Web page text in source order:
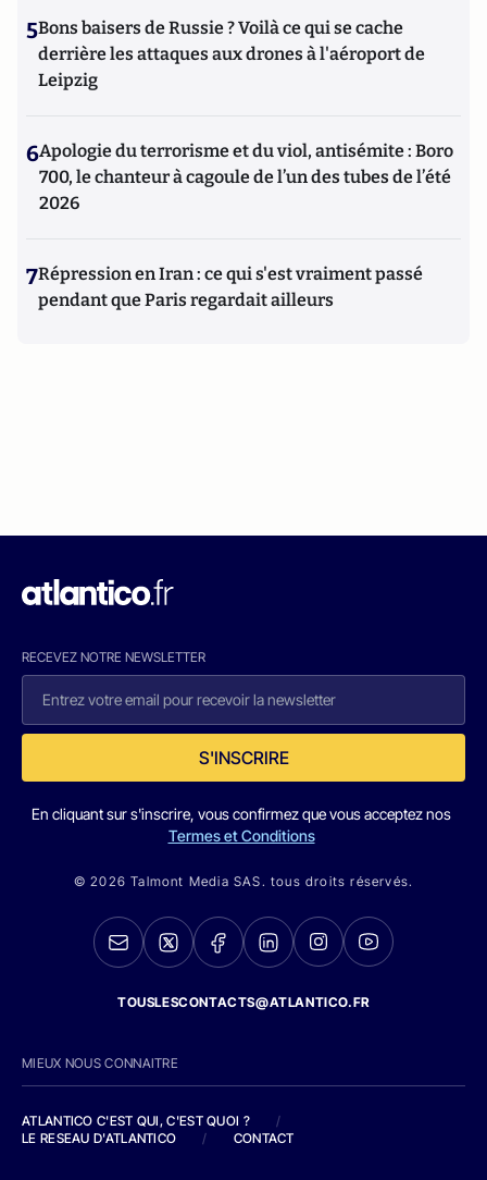
5Bons baisers de Russie ? Voilà ce qui se cache
derrière les attaques aux drones à l'aéroport de
Leipzig
6Apologie du terrorisme et du viol, antisémite : Boro
700, le chanteur à cagoule de l’un des tubes de l’été
2026
7Répression en Iran : ce qui s'est vraiment passé
pendant que Paris regardait ailleurs
RECEVEZ NOTRE NEWSLETTER
S'INSCRIRE
En cliquant sur s'inscrire, vous confirmez que vous acceptez nos
Termes et Conditions
© 2026 Talmont Media SAS. tous droits réservés.
TOUSLESCONTACTS@ATLANTICO.FR
MIEUX NOUS CONNAITRE
ATLANTICO C'EST QUI, C'EST QUOI ?
/
LE RESEAU D'ATLANTICO
/ CONTACT